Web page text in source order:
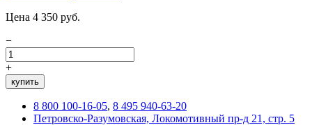
Цена 4 350 руб.
−
+
купить
8 800 100-16-05, 8 495 940-63-20
Петровско-Разумовская, Локомотивный пр-д 21, стр. 5